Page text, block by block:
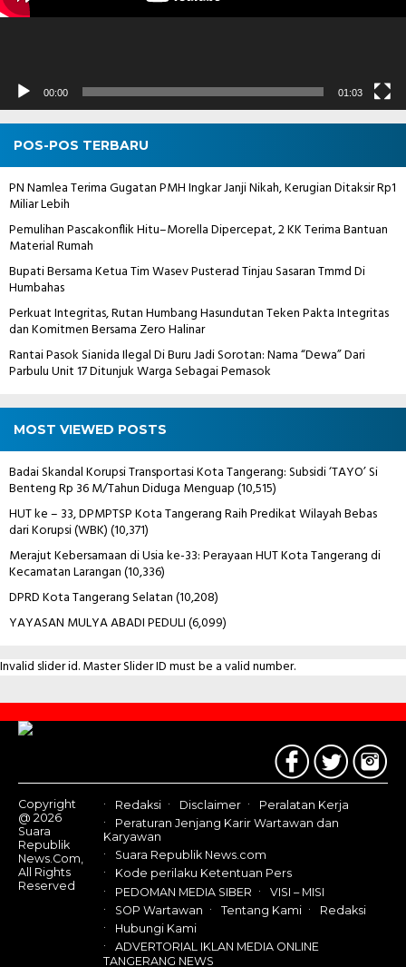
00:00 01:03
POS-POS TERBARU
PN Namlea Terima Gugatan PMH Ingkar Janji Nikah, Kerugian Ditaksir Rp1
Miliar Lebih
Pemulihan Pascakonflik Hitu–Morella Dipercepat, 2 KK Terima Bantuan
Material Rumah
Bupati Bersama Ketua Tim Wasev Pusterad Tinjau Sasaran Tmmd Di
Humbahas
Perkuat Integritas, Rutan Humbang Hasundutan Teken Pakta Integritas
dan Komitmen Bersama Zero Halinar
Rantai Pasok Sianida Ilegal Di Buru Jadi Sorotan: Nama “Dewa” Dari
Parbulu Unit 17 Ditunjuk Warga Sebagai Pemasok
MOST VIEWED POSTS
Badai Skandal Korupsi Transportasi Kota Tangerang: Subsidi ‘TAYO’ Si
Benteng Rp 36 M/Tahun Diduga Menguap(10,515)
HUT ke – 33, DPMPTSP Kota Tangerang Raih Predikat Wilayah Bebas
dari Korupsi (WBK)(10,371)
Merajut Kebersamaan di Usia ke-33: Perayaan HUT Kota Tangerang di
Kecamatan Larangan(10,336)
DPRD Kota Tangerang Selatan(10,208)
YAYASAN MULYA ABADI PEDULI(6,099)
Invalid slider id. Master Slider ID must be a valid number.
Contact
Us
Copyright
@ 2026
Suara
Republik
News.Com,
All Rights
Reserved
Redaksi Disclaimer
Peralatan Kerja
Peraturan Jenjang Karir Wartawan dan
Karyawan
Suara Republik News.com
Kode perilaku Ketentuan Pers
PEDOMAN MEDIA SIBER
VISI – MISI
SOP Wartawan
Tentang Kami
Redaksi
Hubungi Kami
ADVERTORIAL IKLAN MEDIA ONLINE
TANGERANG NEWS